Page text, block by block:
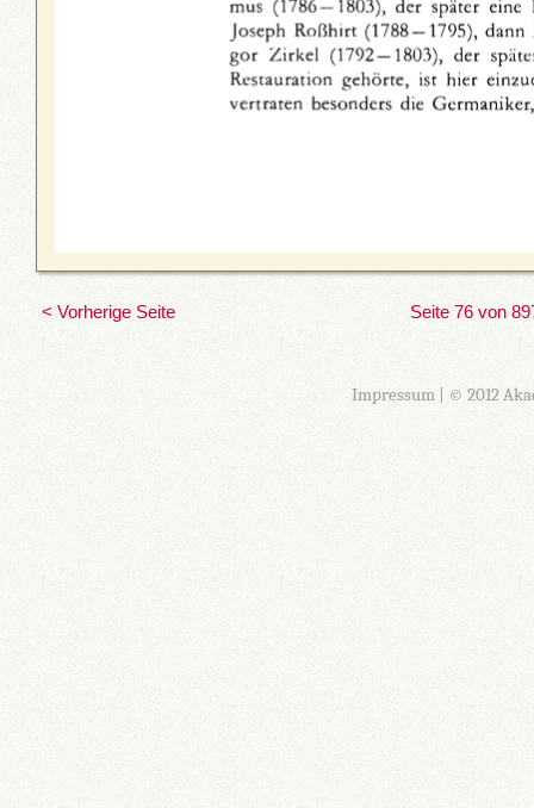
< Vorherige Seite Seite 76 von
Impressum| © 2012